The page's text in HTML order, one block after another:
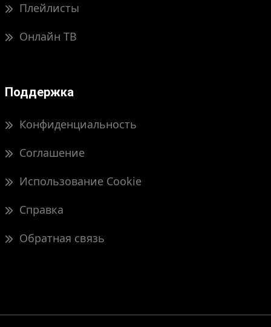
Плейлисты
Онлайн ТВ
Поддержка
Конфиденциальность
Соглашение
Использование Cookie
Справка
Обратная связь